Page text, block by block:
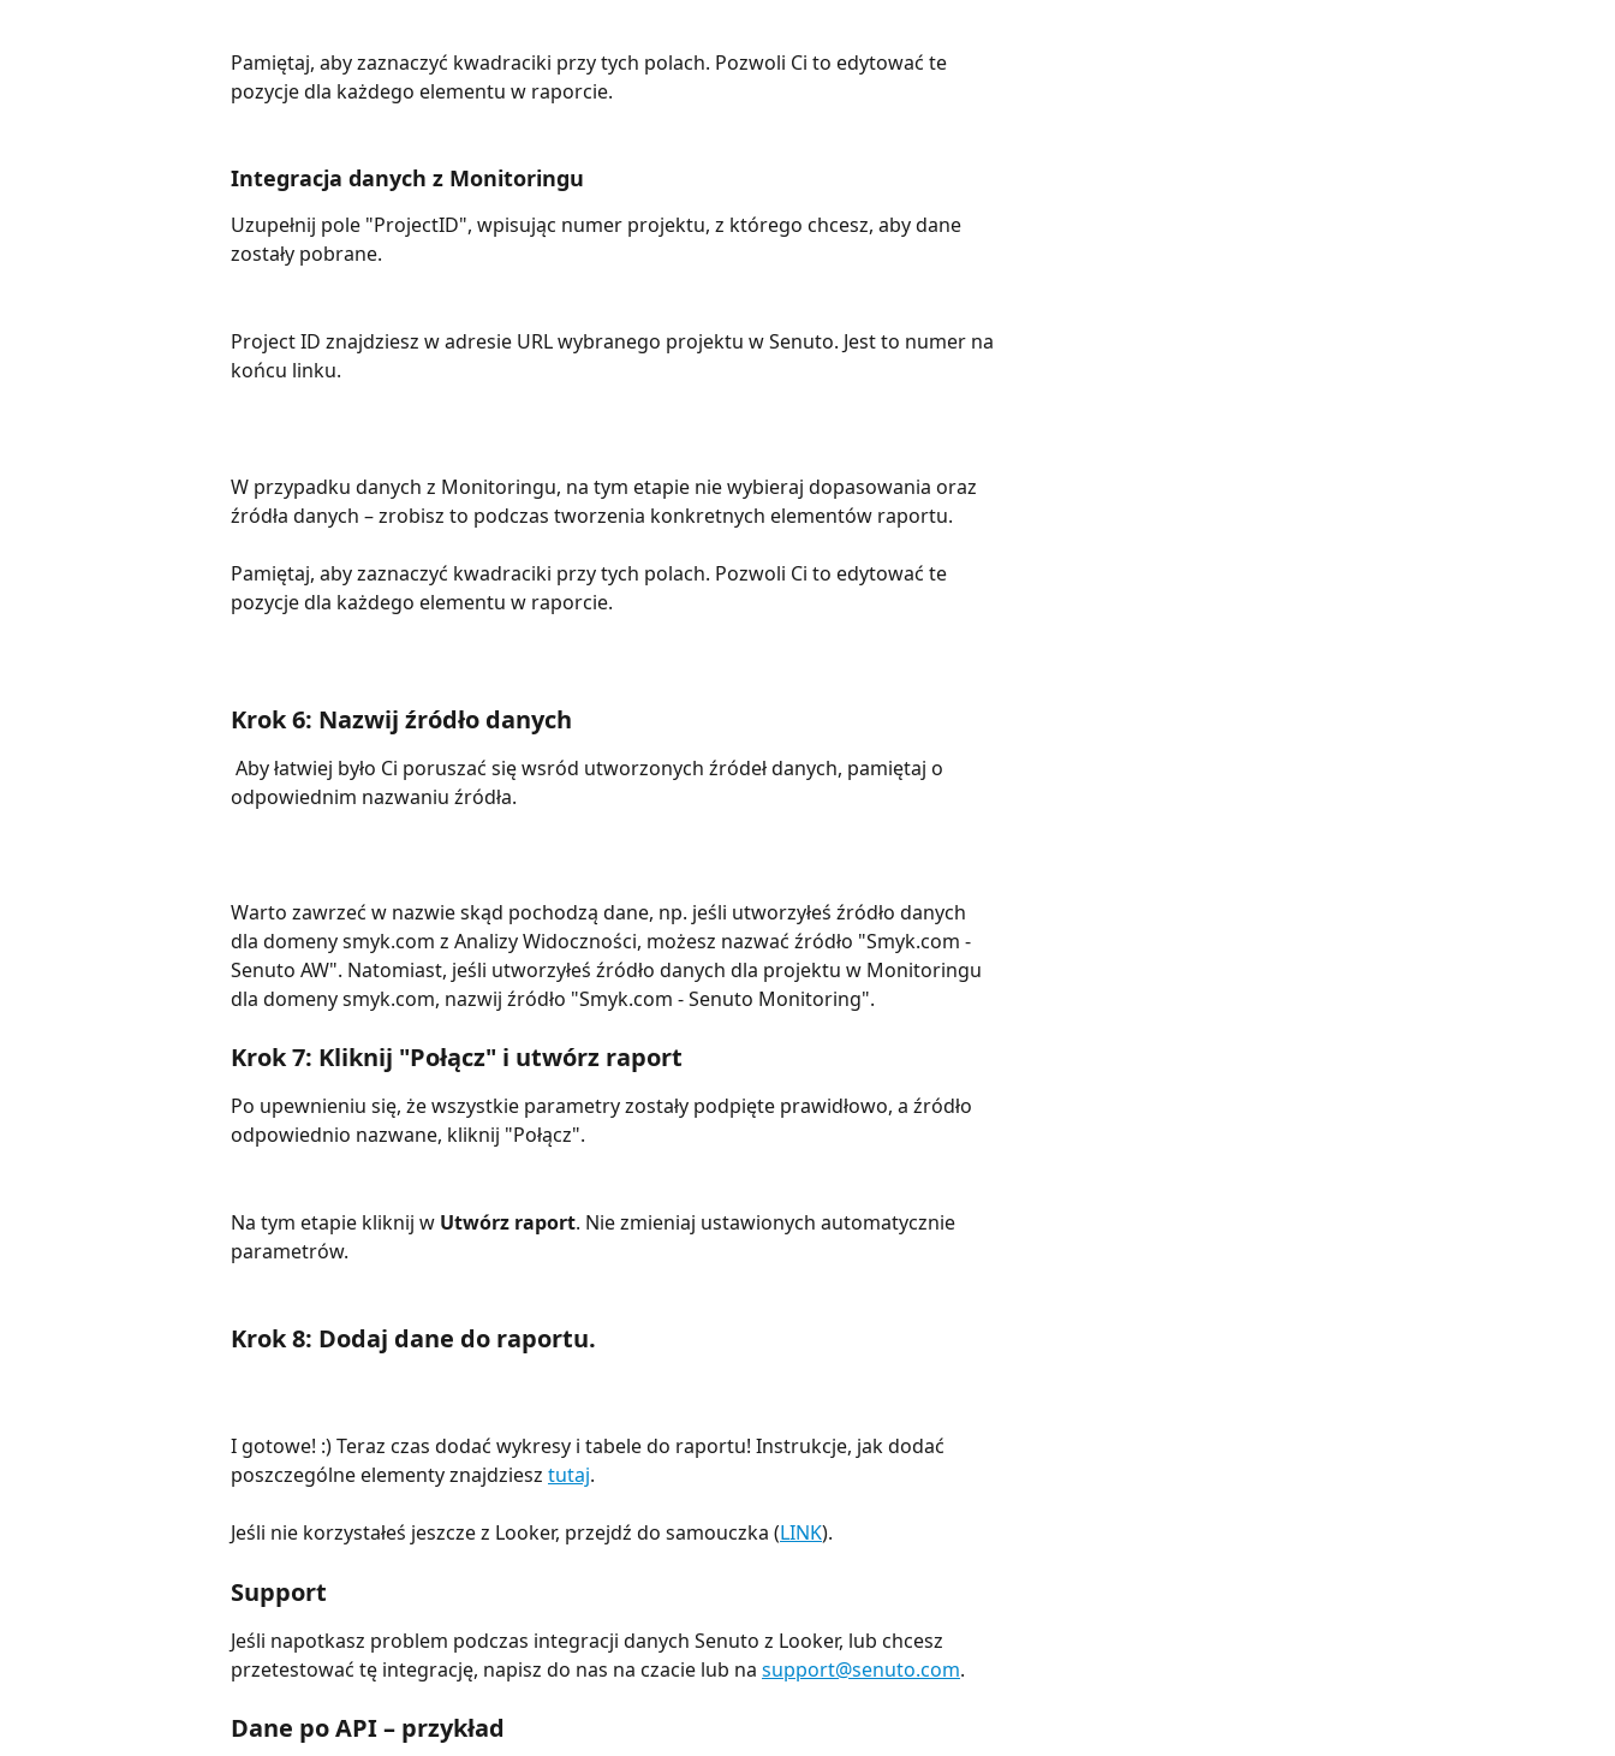
Pamiętaj, aby zaznaczyć kwadraciki przy tych polach. Pozwoli Ci to edytować te
pozycje dla każdego elementu w raporcie.
Integracja danych z Monitoringu
Uzupełnij pole "ProjectID", wpisując numer projektu, z którego chcesz, aby dane
zostały pobrane.
Project ID znajdziesz w adresie URL wybranego projektu w Senuto. Jest to numer na
końcu linku.
W przypadku danych z Monitoringu, na tym etapie nie wybieraj dopasowania oraz
źródła danych – zrobisz to podczas tworzenia konkretnych elementów raportu.
Pamiętaj, aby zaznaczyć kwadraciki przy tych polach. Pozwoli Ci to edytować te
pozycje dla każdego elementu w raporcie.
Krok 6: Nazwij źródło danych
odpowiednim nazwaniu źródła.
Warto zawrzeć w nazwie skąd pochodzą dane, np. jeśli utworzyłeś źródło danych
dla domeny smyk.com z Analizy Widoczności, możesz nazwać źródło "Smyk.com -
Senuto AW". Natomiast, jeśli utworzyłeś źródło danych dla projektu w Monitoringu
dla domeny smyk.com, nazwij źródło "Smyk.com - Senuto Monitoring".
Krok 7: Kliknij "Połącz" i utwórz raport
Po upewnieniu się, że wszystkie parametry zostały podpięte prawidłowo, a źródło
odpowiednio nazwane, kliknij "Połącz".
Na tym etapie kliknij w Utwórz raport. Nie zmieniaj ustawionych automatycznie
parametrów.
Krok 8: Dodaj dane do raportu.
I gotowe! :) Teraz czas dodać wykresy i tabele do raportu! Instrukcje, jak dodać
poszczególne elementy znajdziesz tutaj.
Jeśli nie korzystałeś jeszcze z Looker, przejdź do samouczka (LINK).
Support
Jeśli napotkasz problem podczas integracji danych Senuto z Looker, lub chcesz
przetestować tę integrację, napisz do nas na czacie lub na support@senuto.com.
Dane po API – przykład